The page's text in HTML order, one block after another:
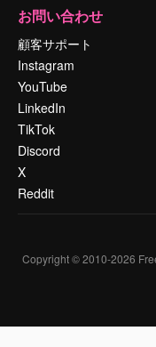
お問い合わせ
顧客サポート
Instagram
YouTube
LinkedIn
TikTok
Discord
X
Reddit
Copyright © 2010-2026